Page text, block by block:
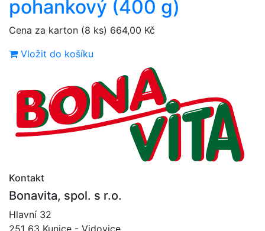
pohankový (400 g)
Cena za karton (8 ks) 664,00 Kč
Vložit do košíku
Kontakt
Bonavita, spol. s r.o.
Hlavní 32